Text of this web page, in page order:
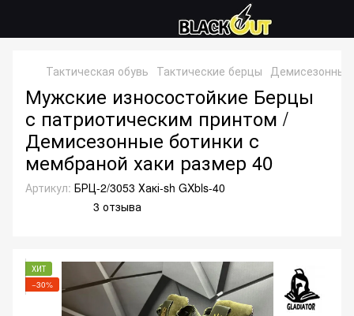
Тактическая обувь Тактические берцы
Мужские износостойкие Берцы
с патриотическим принтом /
Демисезонные ботинки с
мембраной хаки размер 40
Артикул: БРЦ-2/3053 Хакі-sh GXbls-40
3 отзыва
ХИТ
−30%